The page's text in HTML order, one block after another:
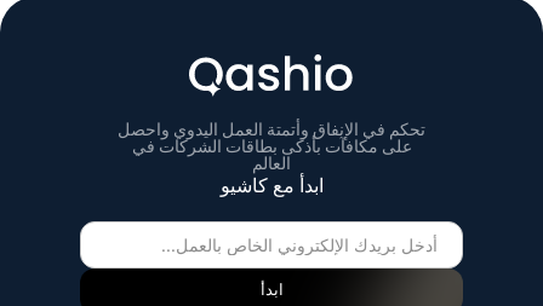
تحكم في الإنفاق وأتمتة العمل اليدوي واحصل
على مكافآت بأذكى بطاقات الشركات في
العالم
ابدأ مع كاشيو
ابدأ